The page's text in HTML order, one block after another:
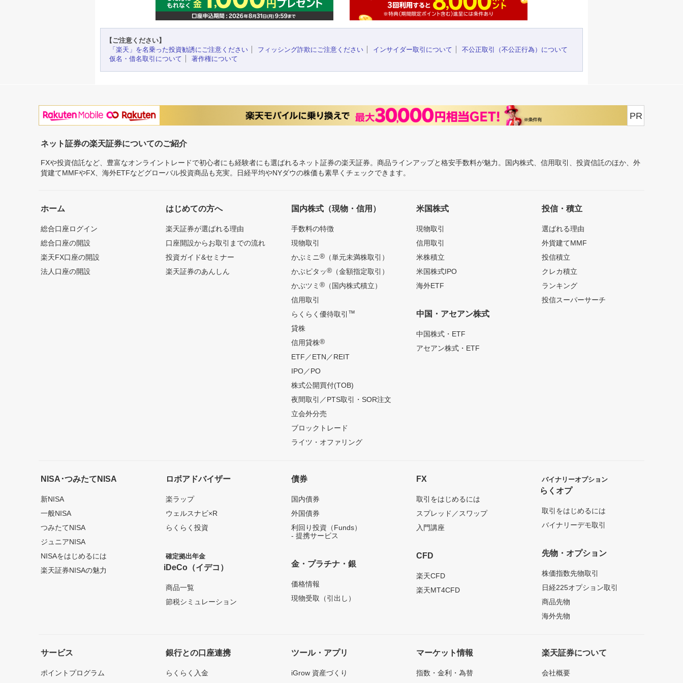
【ご注意ください】
「楽天」を名乗った投資勧誘にご注意ください
フィッシング詐欺にご注意ください インサイダー取引について
不公正取引（不公正行為）について
仮名・借名取引について
著作権について
PR
ネット証券の楽天証券についてのご紹介
FXや投資信託など、豊富なオンライントレードで初心者にも経験者にも選ばれるネット証券の楽天証券。商品ラインアップと格安手数料が魅力。国内株式、信用取引、投資信託のほか、外
貨建てMMFやFX、海外ETFなどグローバル投資商品も充実。日経平均やNYダウの株価も素早くチェックできます。
ホーム
総合口座ログイン
総合口座の開設
楽天FX口座の開設
法人口座の開設
はじめての方へ
楽天証券が選ばれる理由
口座開設からお取引までの流れ
投資ガイド&セミナー
楽天証券のあんしん
国内株式（現物・信用）
手数料の特徴
現物取引
かぶミニ®（単元未満株取引）
かぶピタッ®（金額指定取引）
かぶツミ ®（国内株式積立）
信用取引
らくらく優待取引 ™
貸株
信用貸株®
ETF／ETN／REIT
IPO／PO
株式公開買付(TOB)
夜間取引／PTS取引・SOR注文
立会外分売
ブロックトレード
ライツ・オファリング
米国株式
現物取引
信用取引
米株積立
米国株式IPO
海外ETF
中国・アセアン株式
中国株式・ETF
アセアン株式・ETF
投信・積立
選ばれる理由
外貨建てMMF
投信積立
クレカ積立
ランキング
投信スーパーサーチ
NISA･つみたてNISA
新NISA
一般NISA
つみたてNISA
ジュニアNISA
NISAをはじめるには
楽天証券NISAの魅力
ロボアドバイザー
楽ラップ
ウェルスナビ×R
らくらく投資
確定拠出年金
iDeCo（イデコ）
商品一覧
節税シミュレーション
債券
国内債券
外国債券
利回り投資（Funds）
- 提携サービス
金・プラチナ・銀
価格情報
現物受取（引出し）
FX
取引をはじめるには
スプレッド／スワップ
入門講座
CFD
楽天CFD
楽天MT4CFD
バイナリーオプション
らくオプ
取引をはじめるには
バイナリーデモ取引
先物・オプション
株価指数先物取引
日経225オプション取引
商品先物
海外先物
サービス
ポイントプログラム
銀行との口座連携
らくらく入金
ツール・アプリ
iGrow 資産づくり
マーケット情報
指数・金利・為替
楽天証券について
会社概要